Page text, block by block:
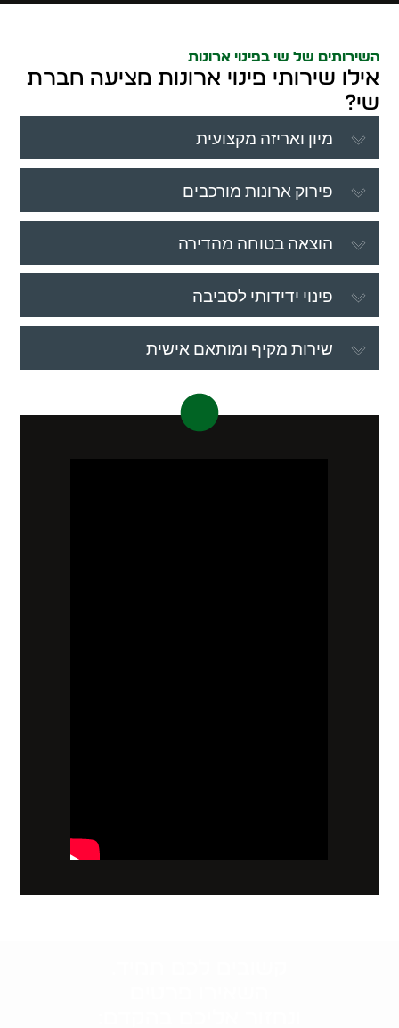
השירותים של שי בפינוי ארונות
אילו שירותי פינוי ארונות מציעה חברת
שי?
מיון ואריזה מקצועית
פירוק ארונות מורכבים
הוצאה בטוחה מהדירה
פינוי ידידותי לסביבה
שירות מקיף ומותאם אישית